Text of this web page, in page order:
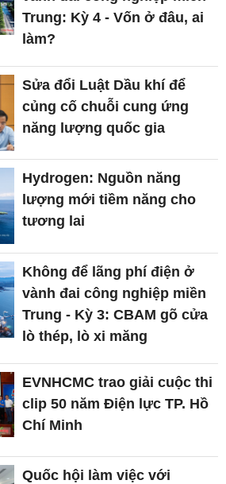
Trung: Kỳ 4 - Vốn ở đâu, ai
làm?
Sửa đổi Luật Dầu khí để
củng cố chuỗi cung ứng
năng lượng quốc gia
Hydrogen: Nguồn năng
lượng mới tiềm năng cho
tương lai
Không để lãng phí điện ở
vành đai công nghiệp miền
Trung - Kỳ 3: CBAM gõ cửa
lò thép, lò xi măng
EVNHCMC trao giải cuộc thi
clip 50 năm Điện lực TP. Hồ
Chí Minh
Quốc hội làm việc với